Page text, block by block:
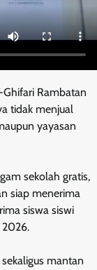
Rambatan
tidak menjual
yayasan
sekolah gratis,
siap menerima
siswa siswi
2026.
mantan